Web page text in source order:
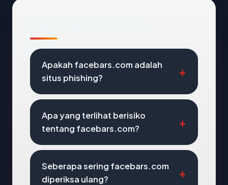
Apakah facebars.com adalah
situs phishing?
Apa yang terlihat berisiko
tentang facebars.com?
Seberapa sering facebars.com
diperiksa ulang?